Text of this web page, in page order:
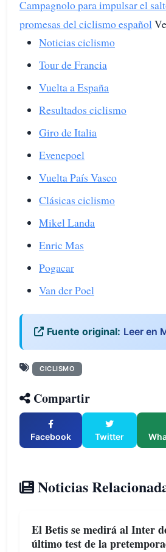
Campagnolo para impulsar el
promesas del ciclismo español
Noticias ciclismo
Tour de Francia
Vuelta a España
Resultados ciclismo
Giro de Italia
Evenepoel
Vuelta País Vasco
Clásicas ciclismo
Mikel Landa
Enric Mas
Pogacar
Van der Poel
Fuente original: Leer en
CICLISMO
Compartir
Facebook Twitter
Noticias
El Betis se medirá al Inter
último test de la